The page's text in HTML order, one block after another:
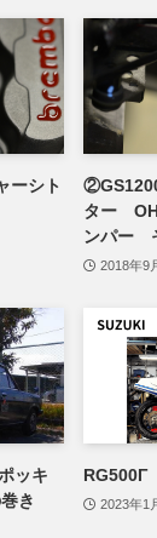
ーシト
ター
ンパー
2018年9
ッキ
き
RG500Γ
2023年1